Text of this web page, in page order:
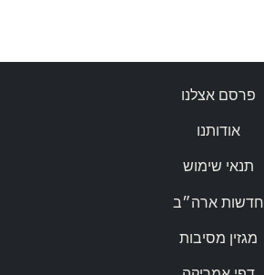
פרסם אצלנו
אודותנו
תנאי שימוש
חדשות ארה״ב
מגזין מסיבות